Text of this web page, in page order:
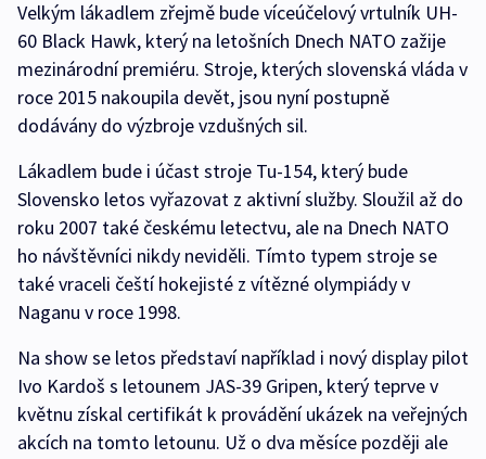
Velkým lákadlem zřejmě bude víceúčelový vrtulník UH-
60 Black Hawk, který na letošních Dnech NATO zažije
mezinárodní premiéru. Stroje, kterých slovenská vláda v
roce 2015 nakoupila devět, jsou nyní postupně
dodávány do výzbroje vzdušných sil.
Lákadlem bude i účast stroje Tu-154, který bude
Slovensko letos vyřazovat z aktivní služby. Sloužil až do
roku 2007 také českému letectvu, ale na Dnech NATO
ho návštěvníci nikdy neviděli. Tímto typem stroje se
také vraceli čeští hokejisté z vítězné olympiády v
Naganu v roce 1998.
Na show se letos představí například i nový display pilot
Ivo Kardoš s letounem JAS-39 Gripen, který teprve v
květnu získal certifikát k provádění ukázek na veřejných
akcích na tomto letounu. Už o dva měsíce později ale